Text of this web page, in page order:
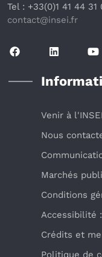
Tel : +33(0)1 41 44 31
contact@insei.fr
Venir à l'INSEI
Nous
Marchés
Conditions
Accessibilité
Crédits et
Politique de